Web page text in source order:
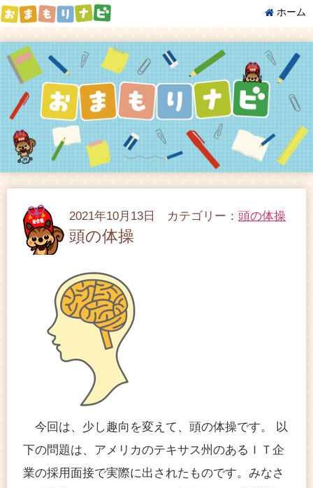
ホーム
2021年10月13日 カテゴリー： 頭の体操
頭の体操
今回は、少し趣向を変えて、頭の体操です。 以
下の問題は、アメリカのテキサス州のあるＩＴ企
業の採用面接で実際に出されたものです。みなさ